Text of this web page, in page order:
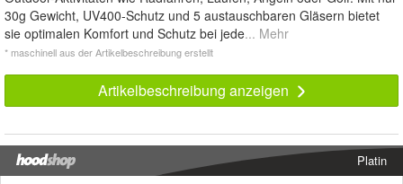
30g Gewicht, UV400-Schutz und 5 austauschbaren Gläsern bietet
sie optimalen Komfort und Schutz bei jede... Mehr
* maschinell aus der Artikelbeschreibung erstellt
Artikelbeschreibung anzeigen
Platin